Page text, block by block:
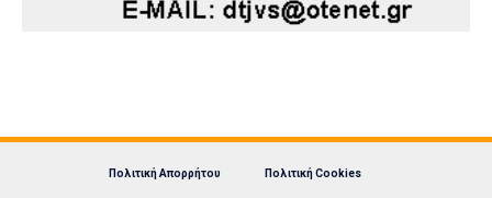
Πολιτική Απορρήτου Πολιτική Cookies